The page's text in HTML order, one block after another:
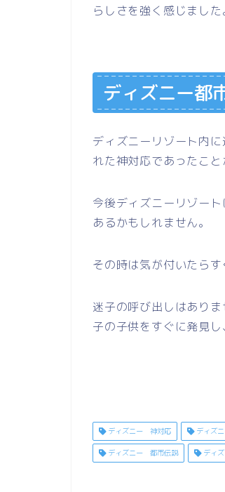
らしさを強く感じました
ディズニー都
ディズニーリゾート内
れた神対応であったこと
今後ディズニーリゾー
あるかもしれません。
その時は気が付いたら
迷子の呼び出しはあり
子の子供をすぐに発見
ディズニー 神対応 ディズ
ディズニー 都市伝説 ディ